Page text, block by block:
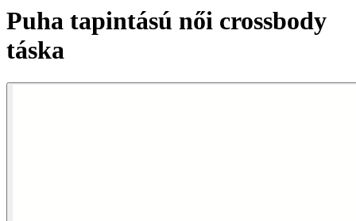
Puha tapintású női crossbody
táska